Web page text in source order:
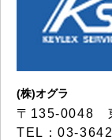
(株)オグラ
〒135-0048
TEL：03-